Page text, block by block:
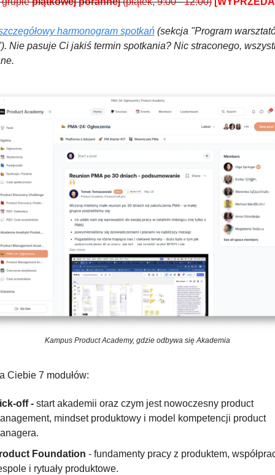
harmonogram spotkań (sekcja "Program
Nie pasuje Ci jakiś termin spotkania? Nic straconego,
Kampus Product Academy, gdzie odbywa się Akademia
Ciebie 7 modułów:
off - start akademii oraz czym jest nowoczesny product
mindset produktowy i model kompetencji product
Foundation - fundamenty pracy z produktem,
i rytuały produktowe.